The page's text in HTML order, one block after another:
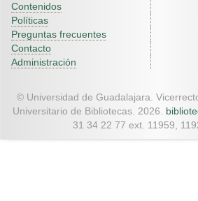
Contenidos
Políticas
Preguntas frecuentes
Contacto
Administración
© Universidad de Guadalajara.
Universitario de Bibliotecas. 2026.
31 34 22 77 ext. 11959,